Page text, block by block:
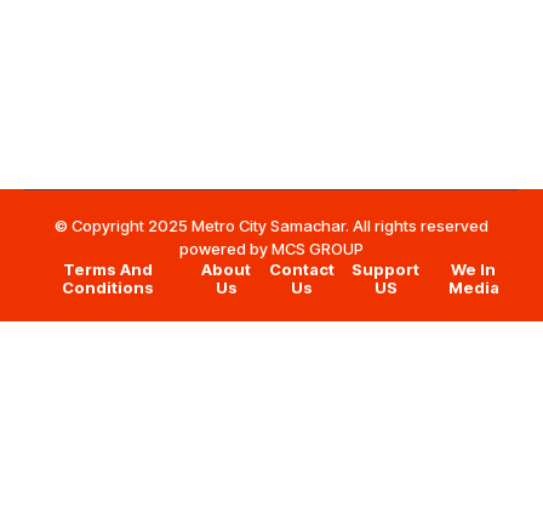
© Copyright 2025 Metro City Samachar. All rights reserved
powered byMCS GROUP
Terms And
Conditions
About
Us
Contact
Us
Support
US
We In
Media